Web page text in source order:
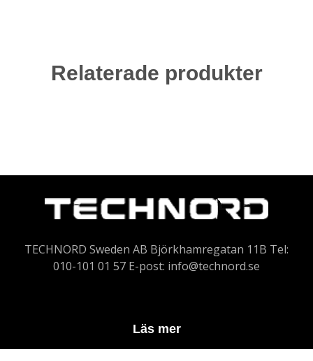
Relaterade produkter
TECHNORD Sweden AB Björkhamregatan 11B Tel:
010-101 01 57 E-post: info@technord.se
Läs mer